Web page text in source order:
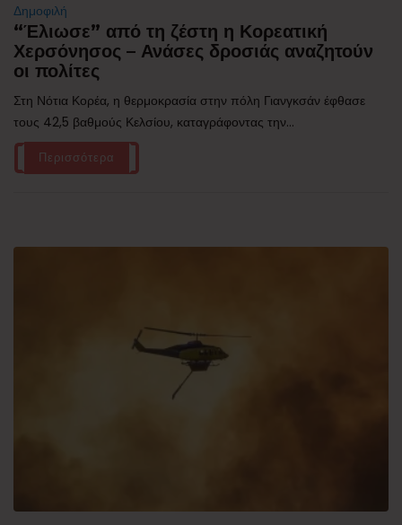
Δημοφιλή
“Έλιωσε” από τη ζέστη η Κορεατική
Χερσόνησος – Ανάσες δροσιάς αναζητούν
οι πολίτες
Στη Νότια Κορέα, η θερμοκρασία στην πόλη Γιανγκσάν έφθασε
τους 42,5 βαθμούς Κελσίου, καταγράφοντας την...
Περισσότερα